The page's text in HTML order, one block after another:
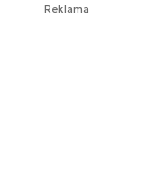
Reklama